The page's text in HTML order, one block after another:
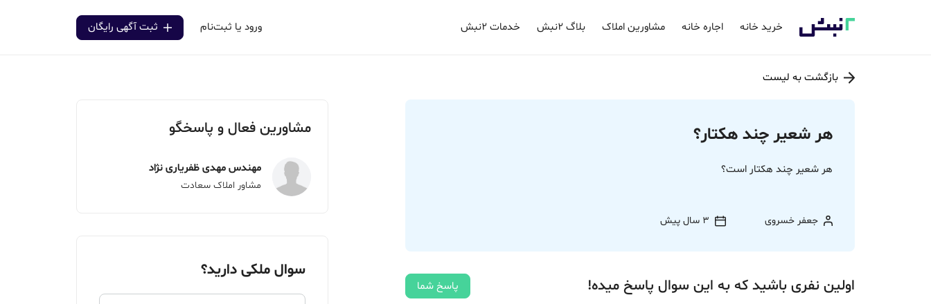
خرید خانه اجاره خانه مشاورین املاک بلاگ ۲نبش خدمات ۲نبش ورود یا ثبت‌نام ثبت آگهی رایگان
بازگشت به لیست
هر شعیر چند هکتار؟
هر شعیر چند هکتار است؟
جعفر خسروی 3 سال پیش
اولین نفری باشید که به این سوال پاسخ میده! پاسخ شما
مشاورین فعال و پاسخگو
مهندس مهدی ظفریاری نژاد
مشاور املاک سعادت
سوال ملکی دارید؟